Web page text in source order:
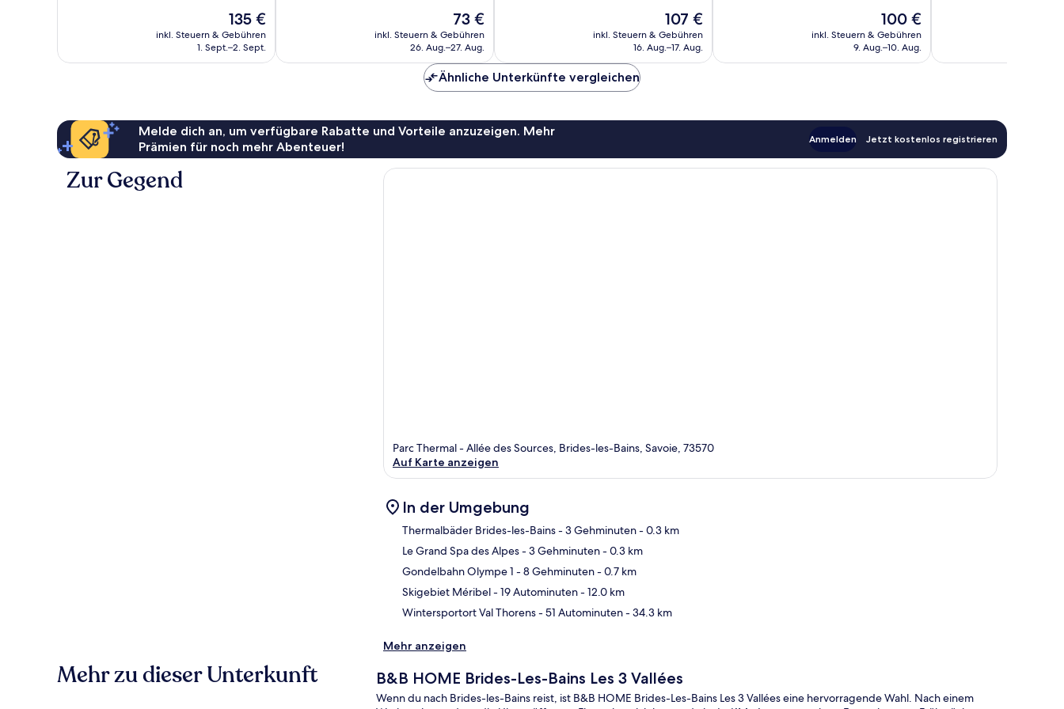
Der
Preis
beträgt
135 €
inkl. Steuern & Gebühren
1. Sept.–2. Sept.
Der
Preis
beträgt
73 €
inkl. Steuern & Gebühren
26. Aug.–27. Aug.
Bewertungen
Der
Preis
beträgt
107 €
inkl. Steuern & Gebühren
16. Aug.–17. Aug.
Der
Preis
beträgt
100 €
inkl. Steuern & Gebühren
9. Aug.–10. Aug.
Ähnliche Unterkünfte vergleichen
Melde dich an, um verfügbare Rabatte und Vorteile anzuzeigen. Mehr
Prämien für noch mehr Abenteuer!
Anmelden Jetzt kostenlos registrieren
Zur Gegend
Parc Thermal - Allée des Sources, Brides-les-Bains, Savoie, 73570
Auf Karte anzeigen
In der Umgebung
Thermalbäder Brides-les-Bains- 3 Gehminuten- 0.3 km
Le Grand Spa des Alpes- 3 Gehminuten- 0.3 km
Gondelbahn Olympe 1 - 8 Gehminuten- 0.7 km
Skigebiet Méribel- 19 Autominuten- 12.0 km
Wintersportort Val Thorens- 51 Autominuten- 34.3 km
Mehr anzeigen
Mehr zu dieser Unterkunft B&B HOME Brides-Les-Bains Les 3 Vallées
Wenn du nach Brides-les-Bains reist, ist B&B HOME Brides-Les-Bains Les 3 Vallées eine hervorragende Wahl. Nach einem